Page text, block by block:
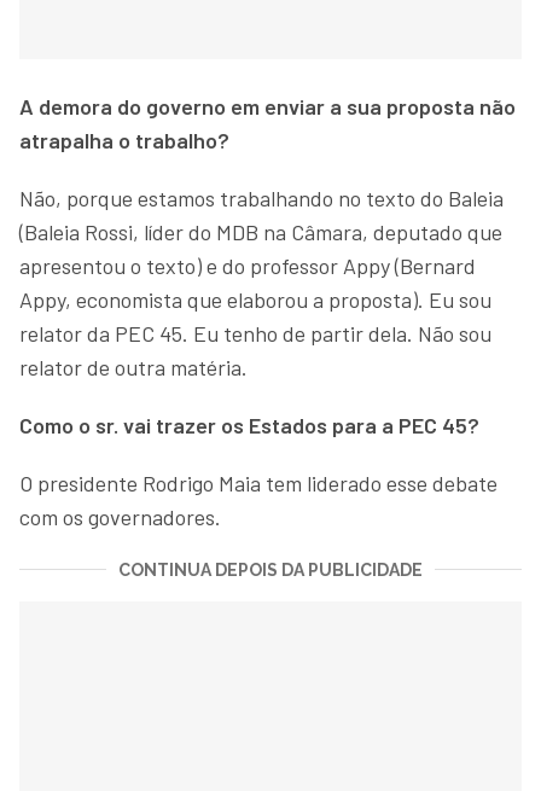
A demora do governo em enviar a sua proposta não
atrapalha o trabalho?
Não, porque estamos trabalhando no texto do Baleia
(Baleia Rossi, líder do MDB na Câmara, deputado que
apresentou o texto) e do professor Appy (Bernard
Appy, economista que elaborou a proposta). Eu sou
relator da PEC 45. Eu tenho de partir dela. Não sou
relator de outra matéria.
Como o sr. vai trazer os Estados para a PEC 45?
O presidente Rodrigo Maia tem liderado esse debate
com os governadores.
CONTINUA DEPOIS DA PUBLICIDADE